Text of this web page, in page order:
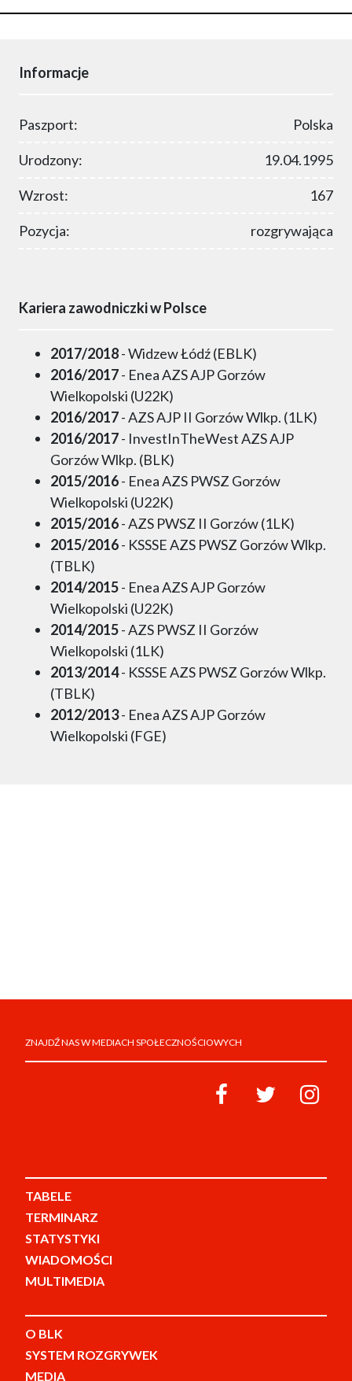
Informacje
Paszport: Polska
Urodzony: 19.04.1995
Wzrost: 167
Pozycja: rozgrywająca
Kariera zawodniczki w Polsce
2017/2018- Widzew Łódź (EBLK)
2016/2017- Enea AZS AJP Gorzów
Wielkopolski (U22K)
2016/2017- AZS AJP II Gorzów Wlkp. (1LK)
2016/2017- InvestInTheWest AZS AJP
Gorzów Wlkp. (BLK)
2015/2016- Enea AZS PWSZ Gorzów
Wielkopolski (U22K)
2015/2016- AZS PWSZ II Gorzów (1LK)
2015/2016- KSSSE AZS PWSZ Gorzów Wlkp.
(TBLK)
2014/2015- Enea AZS AJP Gorzów
Wielkopolski (U22K)
2014/2015- AZS PWSZ II Gorzów
Wielkopolski (1LK)
2013/2014- KSSSE AZS PWSZ Gorzów Wlkp.
(TBLK)
2012/2013- Enea AZS AJP Gorzów
Wielkopolski (FGE)
ZNAJDŹ NAS W MEDIACH SPOŁECZNOŚCIOWYCH
TABELE
TERMINARZ
STATYSTYKI
WIADOMOŚCI
MULTIMEDIA
O BLK
SYSTEM ROZGRYWEK
MEDIA